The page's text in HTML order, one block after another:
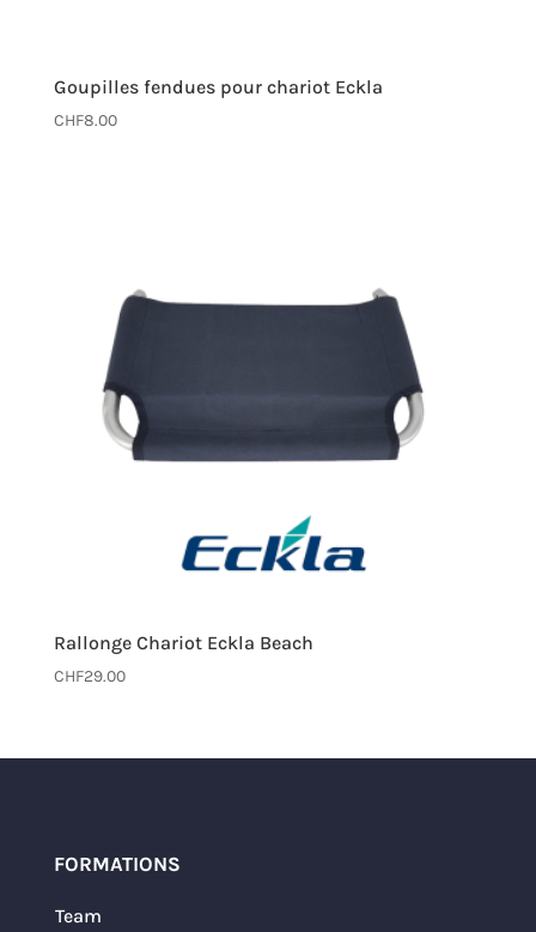
Goupilles fendues pour chariot Eckla
CHF8.00
Rallonge Chariot Eckla Beach
CHF29.00
FORMATIONS
Team